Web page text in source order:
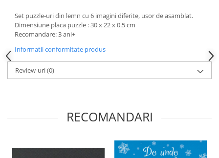
Set puzzle-uri din lemn cu 6 imagini diferite, usor de asamblat.
Dimensiune placa puzzle : 30 x 22 x 0.5 cm
Recomandare: 3 ani+
Informatii conformitate produs
Review-uri(0)
RECOMANDARI